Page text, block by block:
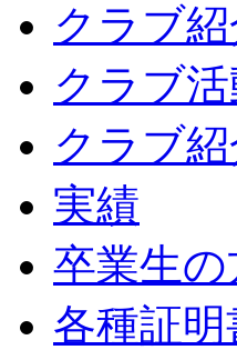
クラブ
クラブ
クラブ
実績
卒業生
各種証